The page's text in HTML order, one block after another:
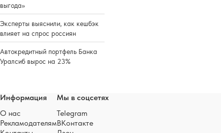
выгода»
Эксперты выяснили, как кешбэк
влияет на спрос россиян
Автокредитный портфель Банка
Уралсиб вырос на 23%
Информация
О нас
Рекламодателям
Мы в соцсетях
Telegram
ВКонтакте